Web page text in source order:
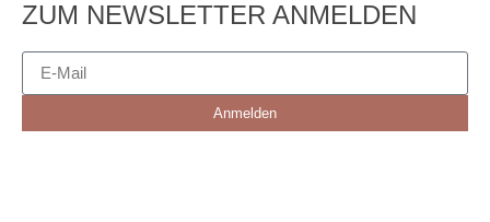
ZUM NEWSLETTER ANMELDEN
Anmelden